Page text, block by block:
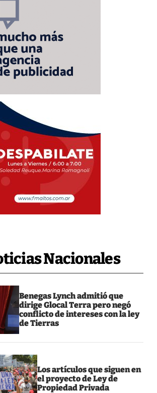
Nacionales
Benegas Lynch admitió que
dirige Glocal Terra pero negó
conflicto de intereses con la ley
de Tierras
Los artículos que siguen en
el proyecto de Ley de
Propiedad Privada